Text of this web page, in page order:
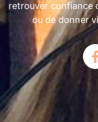
retrouver confiance
ou de donner